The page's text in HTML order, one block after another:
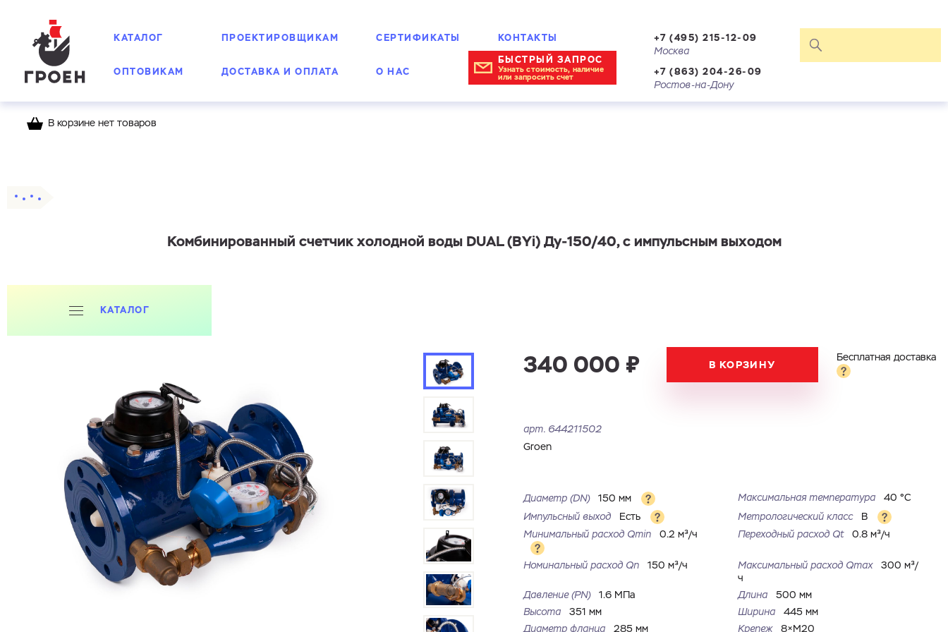
КАТАЛОГ
ОПТОВИКАМ
ПРОЕКТИРОВЩИКАМ
ДОСТАВКА И ОПЛАТА
СЕРТИФИКАТЫ
О НАС
КОНТАКТЫ
БЫСТРЫЙ ЗАПРОС
Узнать стоимость, наличие
или запросить счет
+7 (495) 215-12-09
Москва
+7 (863) 204-26-09
Ростов-на-Дону
В корзине нет товаров
Комбинированный счетчик холодной воды DUAL (BYi) Ду-150/40, с импульсным выходом
КАТАЛОГ
340 000 ₽ В КОРЗИНУ
Бесплатная доставка
арт. 644211502
Groen
Диаметр (DN) 150 мм Максимальная температура
40 °С
Импульсный выход
Есть Метрологический класс
B
Минимальный расход Qmin
0.2 м³/ч Переходный расход Qt 0.8 м³/ч
Номинальный расход Qn 150 м³/ч Максимальный расход Qmax
300 м³/
ч
Давление (PN)
1.6 МПа Длина
500 мм
Высота
351 мм Ширина
445 мм
Диаметр фланца
285 мм Крепеж
8×M20